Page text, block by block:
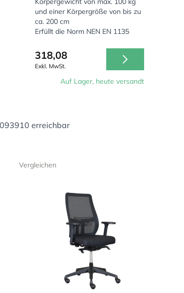
und einer Körpergröße von bis zu
ca. 200 cm
Erfüllt die Norm NEN EN 1135
318,08
Exkl. MwSt.
Auf Lager, heute versandt
erreichbar
Vergleichen